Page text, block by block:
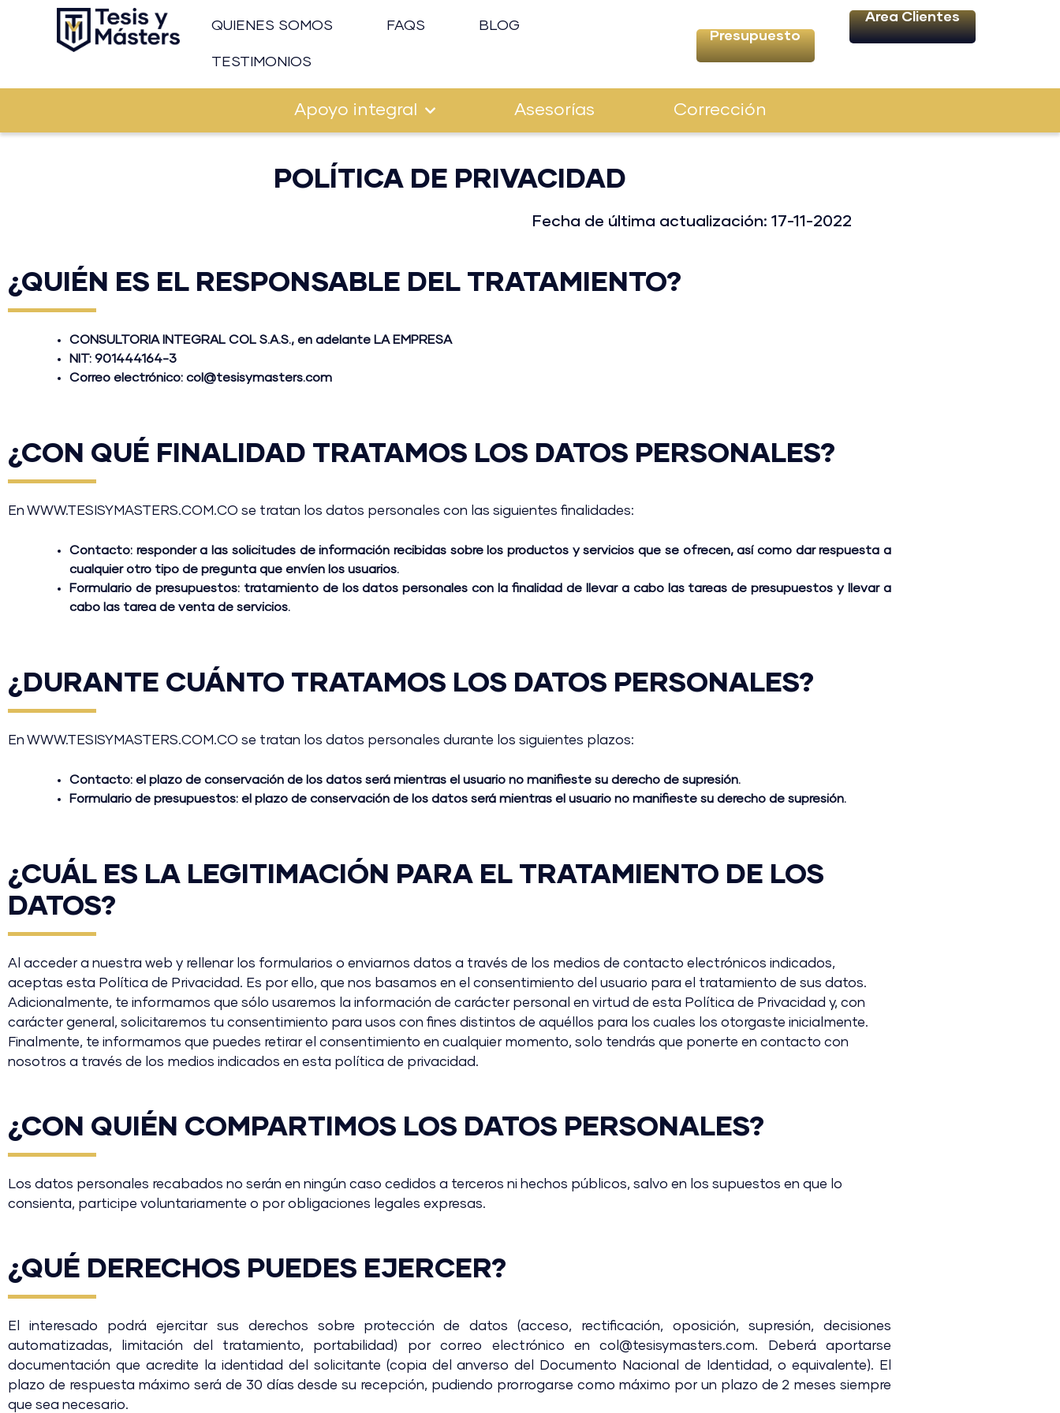
contenido
QUIENES SOMOS FAQS BLOG
TESTIMONIOS
Presupuesto
Área Clientes
Apoyo integral Asesorías Corrección
POLÍTICA DE PRIVACIDAD
Fecha de última actualización: 17-11-2022
¿QUIÉN ES EL RESPONSABLE DEL TRATAMIENTO?
CONSULTORIA INTEGRAL COL S.A.S., en adelante LA EMPRESA
NIT: 901444164-3
Correo electrónico: col@tesisymasters.com
¿CON QUÉ FINALIDAD TRATAMOS LOS DATOS PERSONALES?
En WWW.TESISYMASTERS.COM.CO se tratan los datos personales con las siguientes finalidades:
Contacto: responder a las solicitudes de información recibidas sobre los productos y servicios que se ofrecen, así como dar respuesta a
cualquier otro tipo de pregunta que envíen los usuarios.
Formulario de presupuestos: tratamiento de los datos personales con la finalidad de llevar a cabo las tareas de presupuestos y llevar a
cabo las tarea de venta de servicios.
¿DURANTE CUÁNTO TRATAMOS LOS DATOS PERSONALES?
En WWW.TESISYMASTERS.COM.CO se tratan los datos personales durante los siguientes plazos:
Contacto: el plazo de conservación de los datos será mientras el usuario no manifieste su derecho de supresión.
Formulario de presupuestos: el plazo de conservación de los datos será mientras el usuario no manifieste su derecho de supresión.
¿CUÁL ES LA LEGITIMACIÓN PARA EL TRATAMIENTO DE LOS
DATOS?
Al acceder a nuestra web y rellenar los formularios o enviarnos datos a través de los medios de contacto electrónicos indicados,
aceptas esta Política de Privacidad. Es por ello, que nos basamos en el consentimiento del usuario para el tratamiento de sus datos.
Adicionalmente, te informamos que sólo usaremos la información de carácter personal en virtud de esta Política de Privacidad y, con
carácter general, solicitaremos tu consentimiento para usos con fines distintos de aquéllos para los cuales los otorgaste inicialmente.
Finalmente, te informamos que puedes retirar el consentimiento en cualquier momento, solo tendrás que ponerte en contacto con
nosotros a través de los medios indicados en esta política de privacidad.
¿CON QUIÉN COMPARTIMOS LOS DATOS PERSONALES?
Los datos personales recabados no serán en ningún caso cedidos a terceros ni hechos públicos, salvo en los supuestos en que lo
consienta, participe voluntariamente o por obligaciones legales expresas.
¿QUÉ DERECHOS PUEDES EJERCER?
El interesado podrá ejercitar sus derechos sobre protección de datos (acceso, rectificación, oposición, supresión, decisiones
automatizadas, limitación del tratamiento, portabilidad) por correo electrónico en col@tesisymasters.com. Deberá aportarse
documentación que acredite la identidad del solicitante (copia del anverso del Documento Nacional de Identidad, o equivalente). El
plazo de respuesta máximo será de 30 días desde su recepción, pudiendo prorrogarse como máximo por un plazo de 2 meses siempre
que sea necesario.